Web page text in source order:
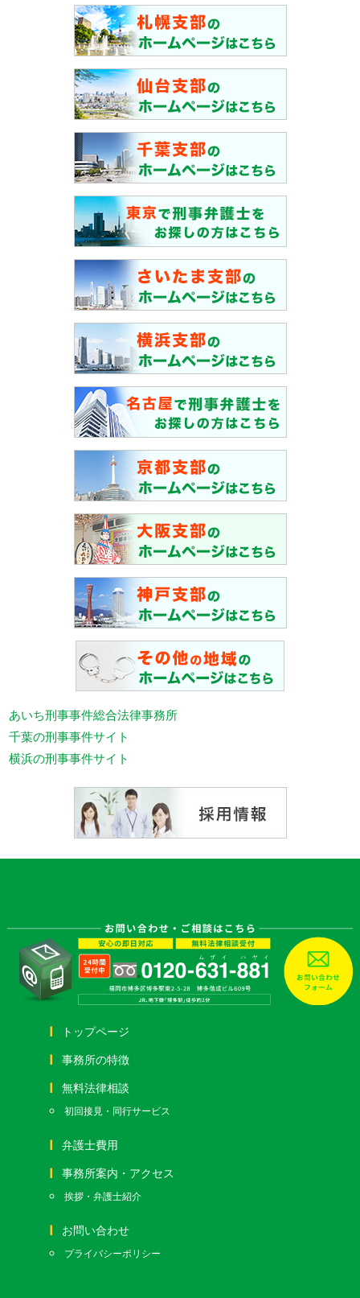
あいち刑事事件総合法律事務所
千葉の刑事事件サイト
横浜の刑事事件サイト
トップページ
事務所の特徴
無料法律相談
初回接見・同行サービス
弁護士費用
事務所案内・アクセス
挨拶・弁護士紹介
お問い合わせ
プライバシーポリシー